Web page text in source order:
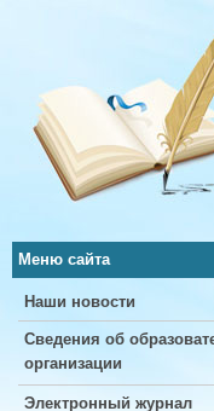
Меню сайта
Наши новости
Сведения об
организации
Электронный журнал